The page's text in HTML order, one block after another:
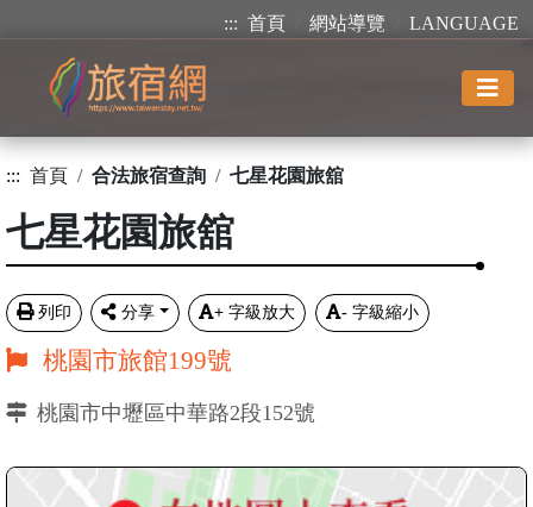
::: 首頁 網站導覽 LANGUAGE
::: 首頁 合法旅宿查詢 七星花園旅舘
七星花園旅舘
列印 分享 + 字級放大 - 字級縮小
桃園市旅館199號
桃園市中壢區中華路2段152號